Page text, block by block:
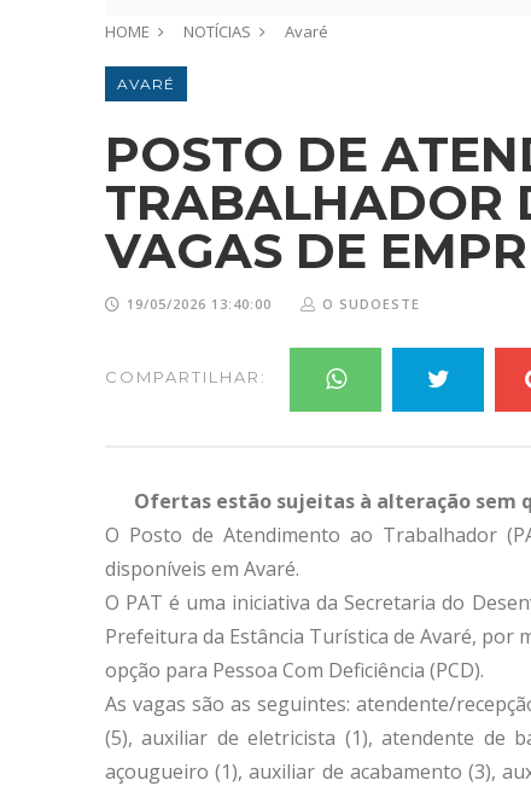
HOME NOTÍCIAS Avaré
AVARÉ
POSTO DE
TRABALHADOR
VAGAS DE
19/05/2026 13:40:00 O SUDOESTE
COMPARTILHAR:
Ofertas estão sujeitas à alteração sem
O Posto de Atendimento ao Trabalhador
disponíveis em Avaré.
O PAT é uma iniciativa da Secretaria do
Prefeitura da Estância Turística de Avaré, por
opção para Pessoa Com Deficiência (PCD).
As vagas são as seguintes: atendente/
(5), auxiliar de eletricista (1), atendente de
açougueiro (1), auxiliar de acabamento (3),